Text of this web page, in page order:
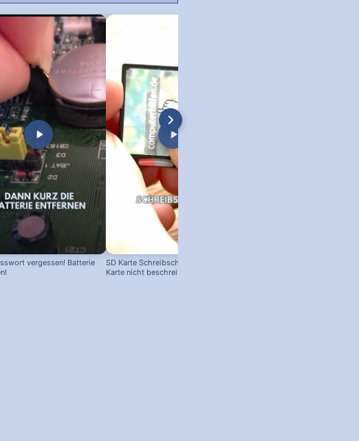
vergessen! Batterie
SD Karte Schreibschutz austricksen:
Karte nicht beschreibbar?